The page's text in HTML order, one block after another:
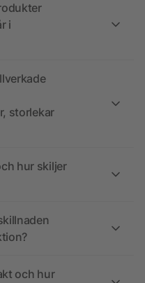
i
storlekar
hur skiljer
och hur